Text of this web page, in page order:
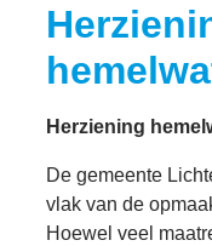
Herziening
De gemeente
vlak van de
Hoewel veel